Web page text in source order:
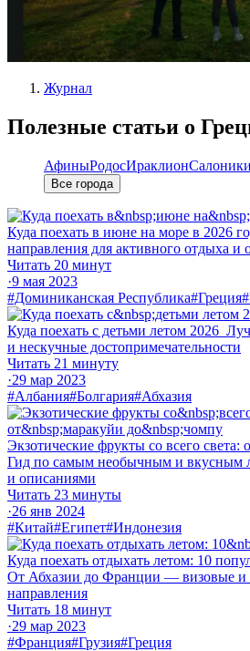
Журнал
Полезные статьи о
АфиныРодосИраклионСалоники
Все города
Куда поехать в июне на море в 2026
направления для активного отдыха и
Читать 20 минут
·9 мая 2023
#Доминиканская Республика#Греция
Куда поехать с детьми летом 2026
и нескучные до­сто­при­ме­ча­тель­но­сти
Читать 21 минуту
·29 мар 2023
#Албания#Болгария#Абхазия
Экзотические фрукты со всего света:
Гид по самым необычным и вкусным
и описаниями
Читать 23 минуты
·26 янв 2024
#Китай#Египет#Индонезия
Куда поехать отдыхать летом: 10
От Абхазии до Франции — визовые и
направления
Читать 18 минут
·29 мар 2023
#Франция#Грузия#Греция